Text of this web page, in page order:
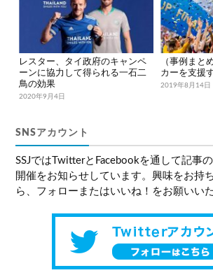
2020年9月4日
レスター、タイ政府のキャンペ
ーンに協力して得られる一石二
鳥の効果
2019年8月14日
（事例まと
カーを支援
SNSアカウント
SSJではTwitterとFacebookを通して記事
開催をお知らせしています。興味をお持
ら、フォローまたはいいね！をお願いい